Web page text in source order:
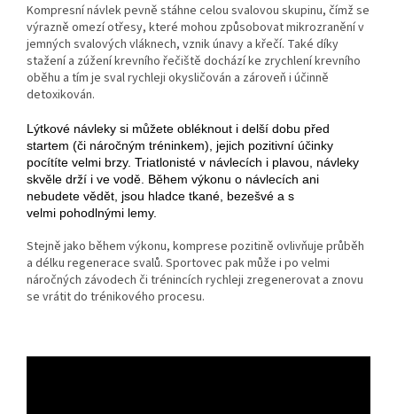
Kompresní návlek pevně stáhne celou svalovou skupinu, čímž se
výrazně omezí otřesy, které mohou způsobovat mikrozranění v
jemných svalových vláknech, vznik únavy a křečí. Také díky
stažení a zúžení krevního řečiště dochází ke zrychlení krevního
oběhu a tím je sval rychleji okysličován a zároveň i účinně
detoxikován.
Lýtkové návleky si můžete obléknout i delší dobu před
startem (či náročným tréninkem), jejich pozitivní účinky
pocítíte velmi brzy. Triatlonisté v návlecích i plavou, návleky
skvěle drží i ve vodě. Během výkonu o návlecích ani
nebudete vědět, jsou hladce tkané, bezešvé a s
velmi pohodlnými lemy.
Stejně jako během výkonu, komprese pozitině ovlivňuje průběh
a délku regenerace svalů. Sportovec pak může i po velmi
náročných závodech či trénincích rychleji zregenerovat a znovu
se vrátit do trénikového procesu.